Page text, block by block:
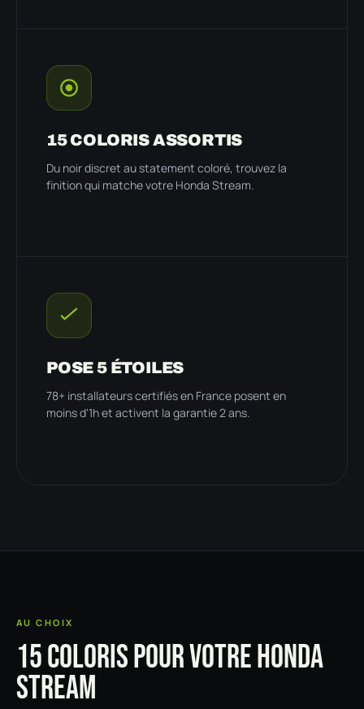
15 COLORIS ASSORTIS
Du noir discret au statement coloré, trouvez la
finition qui matche votre Honda Stream.
POSE 5 ÉTOILES
78+ installateurs certifiés en France posent en
moins d'1h et activent la garantie 2 ans.
AU CHOIX
15 COLORIS POUR VOTRE HONDA
STREAM